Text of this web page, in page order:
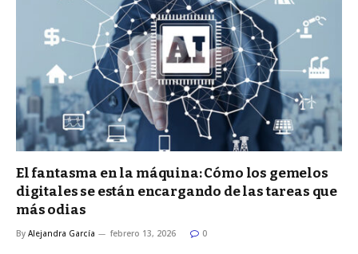
El fantasma en la máquina: Cómo los gemelos
digitales se están encargando de las tareas que
más odias
By Alejandra García febrero 13, 2026 0